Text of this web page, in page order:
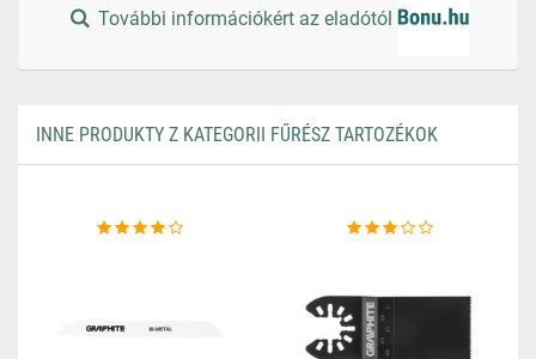
További információkért az eladótól
INNE PRODUKTY Z KATEGORII FŰRÉSZ TARTOZÉKOK